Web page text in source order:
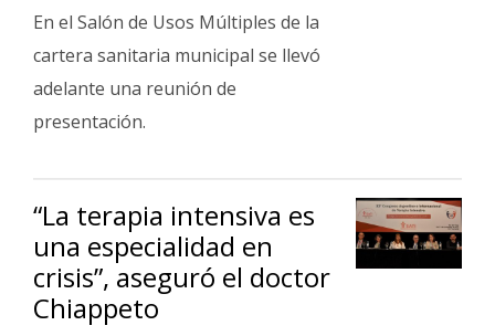
En el Salón de Usos Múltiples de la
cartera sanitaria municipal se llevó
adelante una reunión de
presentación.
“La terapia intensiva es
una especialidad en
crisis”, aseguró el doctor
Chiappeto